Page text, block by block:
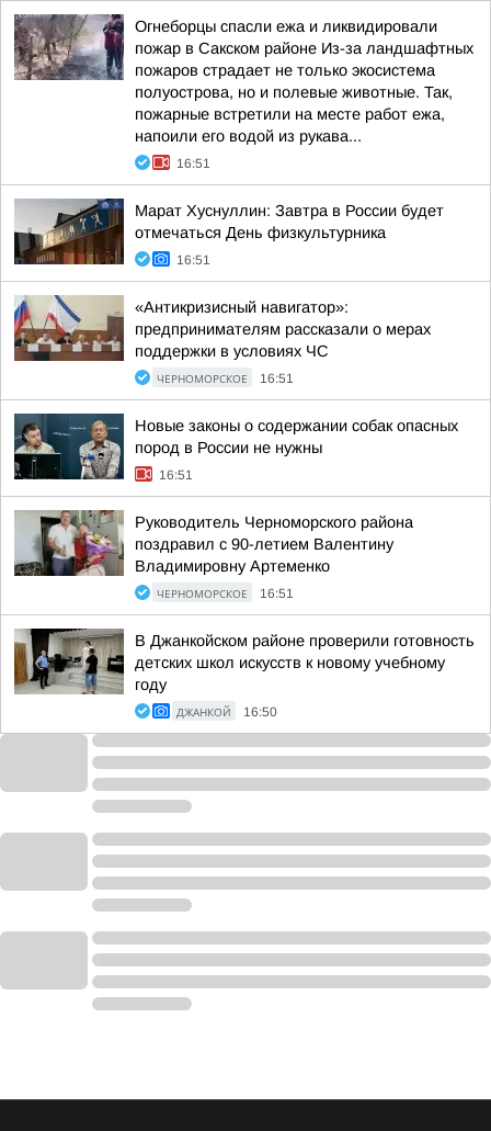
Огнеборцы спасли ежа и ликвидировали
пожар в Сакском районе Из-за ландшафтных
пожаров страдает не только экосистема
полуострова, но и полевые животные. Так,
пожарные встретили на месте работ ежа,
напоили его водой из рукава...
16:51
Марат Хуснуллин: Завтра в России будет
отмечаться День физкультурника
16:51
«Антикризисный навигатор»:
предпринимателям рассказали о мерах
поддержки в условиях ЧС
ЧЕРНОМОРСКОЕ 16:51
Новые законы о содержании собак опасных
пород в России не нужны
16:51
Руководитель Черноморского района
поздравил с 90-летием Валентину
Владимировну Артеменко
ЧЕРНОМОРСКОЕ 16:51
В Джанкойском районе проверили готовность
детских школ искусств к новому учебному
году
ДЖАНКОЙ 16:50